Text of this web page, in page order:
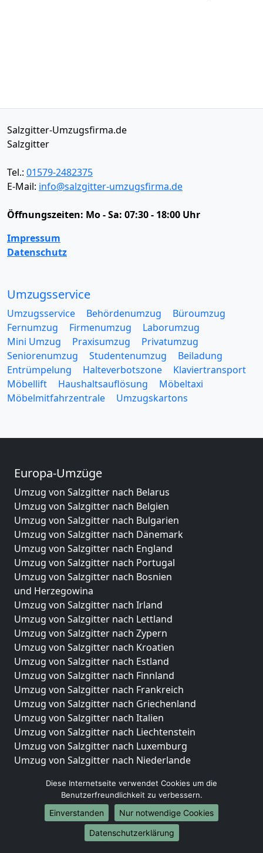
Salzgitter-Umzugsfirma.de
Salzgitter
Tel.: 01579-2482375
E-Mail: info@salzgitter-umzugsfirma.de
Öffnungszeiten: Mo - Sa: 07:30 - 18:00 Uhr
Impressum
Datenschutz
Umzugsservice
Umzugsservice Behördenumzug
Büroumzug
Fernumzug
Firmenumzug
Laborumzug
Mini Umzug
Praxisumzug
Privatumzug
Seniorenumzug
Studentenumzug
Beiladung
Entrümpelung
Halteverbotszone
Klaviertransport
Möbellift
Haushaltsauflösung
Möbeltaxi
Möbelmitfahrzentrale
Umzugskartons
Europa-Umzüge
Umzug von Salzgitter nach Belarus
Umzug von Salzgitter nach Belgien
Umzug von Salzgitter nach Bulgarien
Umzug von Salzgitter nach Dänemark
Umzug von Salzgitter nach England
Umzug von Salzgitter nach Portugal
Umzug von Salzgitter nach Bosnien
und Herzegowina
Umzug von Salzgitter nach Irland
Umzug von Salzgitter nach Lettland
Umzug von Salzgitter nach Zypern
Umzug von Salzgitter nach Kroatien
Umzug von Salzgitter nach Estland
Umzug von Salzgitter nach Finnland
Umzug von Salzgitter nach Frankreich
Umzug von Salzgitter nach Griechenland
Umzug von Salzgitter nach Italien
Umzug von Salzgitter nach Liechtenstein
Umzug von Salzgitter nach Luxemburg
Umzug von Salzgitter nach Niederlande
Umzüge-Deutschlandweit
Umzug von Salzgitter nach Berlin
Umzug von Salzgitter nach Hamburg
Umzug von Salzgitter nach München
Diese Internetseite verwendet Cookies um die
Benutzerfreundlichkeit zu verbessern.
Einverstanden
Nur notwendige Cookies
Datenschutzerklärung